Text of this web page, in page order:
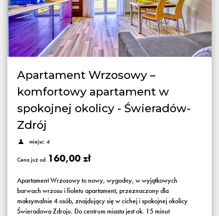
Apartament Wrzosowy –
komfortowy apartament w
spokojnej okolicy - Świeradów-
Zdrój
miejsc: 4
Cena już od 160,00 zł
Apartament Wrzosowy to nowy, wygodny, w wyjątkowych
barwach wrzosu i fioletu apartament, przeznaczony dla
maksymalnie 4 osób, znajdujący się w cichej i spokojnej okolicy
Świeradowa Zdroju. Do centrum miasta jest ok. 15 minut